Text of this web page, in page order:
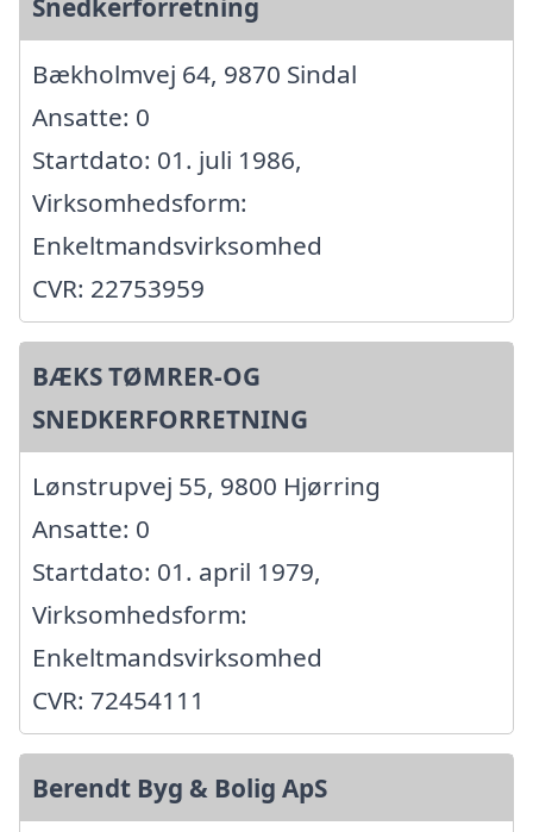
Snedkerforretning
Bækholmvej 64, 9870 Sindal
Ansatte: 0
Startdato: 01. juli 1986,
Virksomhedsform:
Enkeltmandsvirksomhed
CVR: 22753959
BÆKS TØMRER-OG
SNEDKERFORRETNING
Lønstrupvej 55, 9800 Hjørring
Ansatte: 0
Startdato: 01. april 1979,
Virksomhedsform:
Enkeltmandsvirksomhed
CVR: 72454111
Berendt Byg & Bolig ApS